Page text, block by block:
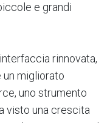
e grandi
rinnovata,
migliorato
uno strumento
visto una crescita